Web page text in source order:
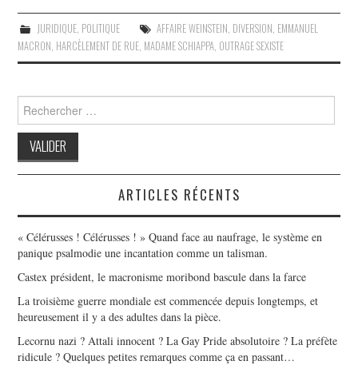
JURIDIQUE, POLITIQUE AFFAIRE WEINSTEIN, DIVERSION, EMMANUEL
MACRON, HARCÈLEMENT DE RUE, MADAME SCHIAPPA, OUTRAGE SEXISTE
Search
for:
ARTICLES RÉCENTS
« Célérusses ! Célérusses ! » Quand face au naufrage, le système en
panique psalmodie une incantation comme un talisman.
Castex président, le macronisme moribond bascule dans la farce
La troisième guerre mondiale est commencée depuis longtemps, et
heureusement il y a des adultes dans la pièce.
Lecornu nazi ? Attali innocent ? La Gay Pride absolutoire ? La préfète
ridicule ? Quelques petites remarques comme ça en passant…